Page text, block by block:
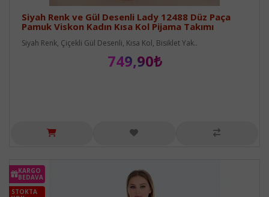
Siyah Renk ve Gül Desenli Lady 12488 Düz Paça
Pamuk Viskon Kadın Kısa Kol Pijama Takımı
Siyah Renk, Çiçekli Gül Desenli, Kısa Kol, Bisiklet Yak..
749,90₺
KARGO
BEDAVA
STOKTA